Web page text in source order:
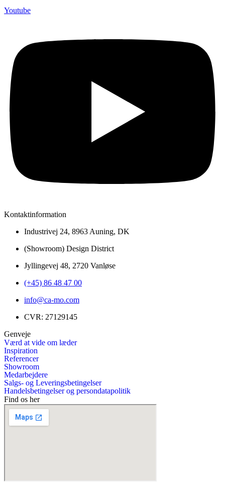
Youtube
Kontaktinformation
Industrivej 24, 8963 Auning, DK
(Showroom) Design District
Jyllingevej 48, 2720 Vanløse
(+45) 86 48 47 00
info@ca-mo.com
CVR: 27129145
Genveje
Værd at vide om læder
Inspiration
Referencer
Showroom
Medarbejdere
Salgs- og Leveringsbetingelser
Handelsbetingelser og persondatapolitik
Find os her